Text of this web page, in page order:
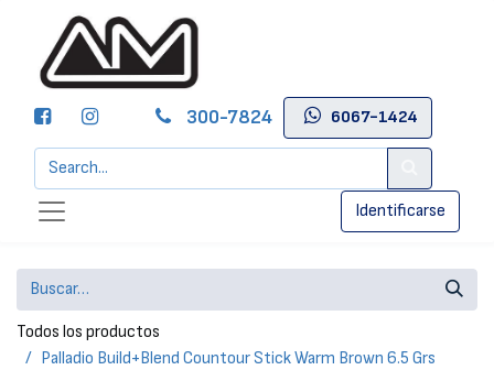
300-7824 6067-1424
Identificarse
Todos los productos
Palladio Build+Blend Countour Stick Warm Brown 6.5 Grs